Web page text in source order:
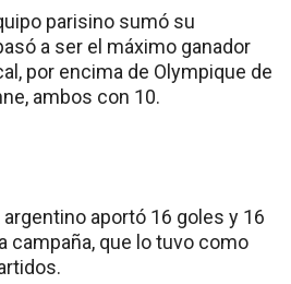
parisino sumó su
a ser el máximo ganador
por encima de Olympique de
ambos con 10.
aportó 16 goles y 16
campaña, que lo tuvo como